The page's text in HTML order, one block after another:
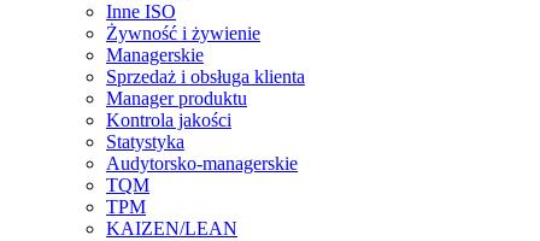
Inne ISO
Żywność i żywienie
Managerskie
Sprzedaż i obsługa klienta
Manager produktu
Kontrola jakości
Statystyka
Audytorsko-managerskie
TQM
TPM
KAIZEN/LEAN